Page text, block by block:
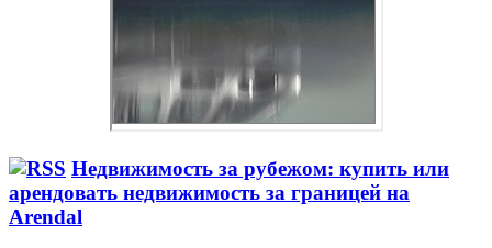
Недвижимость за рубежом: купить или
арендовать недвижимость за границей на
Arendal